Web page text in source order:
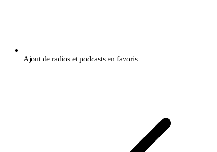
Ajout de radios et podcasts en favoris